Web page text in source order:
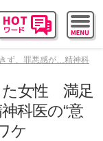
ず、罪悪感が…精神科
た女性 満足
科医の“意
ケ